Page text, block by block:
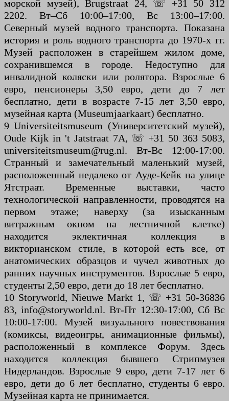
морской музей), Brugstraat 24, ☏ +31 50 312
2202. Вт–Сб 10:00–17:00, Вс 13:00–17:00.
Северный музей водного транспорта. Показана
история и роль водного транспорта до 1970-х гг.
Музей расположен в старейшем жилом доме,
сохранившемся в городе. Недоступно для
инвалидной коляски или ролятора. Взрослые 6
евро, пенсионеры 3,50 евро, дети до 7 лет
бесплатно, дети в возрасте 7-15 лет 3,50 евро,
музейная карта (Museumjaarkaart) бесплатно.
9 Universiteitsmuseum (Университетский музей),
Oude Kijk in 't Jatstraat 7A, ☏ +31 50 363 5083,
universiteitsmuseum@rug.nl. Вт-Вс 12:00-17:00.
Странный и замечательный маленький музей,
расположенный недалеко от Ауде-Кейк на улице
Ятстраат. Временные выставки, часто
технологической направленности, проводятся на
первом этаже; наверху (за изысканным
витражным окном на лестничной клетке)
находится эклектичная коллекция в
викторианском стиле, в которой есть все, от
анатомических образцов и чучел животных до
ранних научных инструментов. Взрослые 5 евро,
студенты 2,50 евро, дети до 18 лет бесплатно.
10 Storyworld, Nieuwe Markt 1, ☏ +31 50-36836
83, info@storyworld.nl. Вт-Пт 12:30-17:00, Сб Вс
10:00-17:00. Музей визуального повествования
(комиксы, видеоигры, анимационные фильмы),
расположенный в комплексе Форум. Здесь
находится коллекция бывшего Стрипмузея
Нидерландов. Взрослые 9 евро, дети 7-17 лет 6
евро, дети до 6 лет бесплатно, студенты 6 евро.
Музейная карта не принимается.